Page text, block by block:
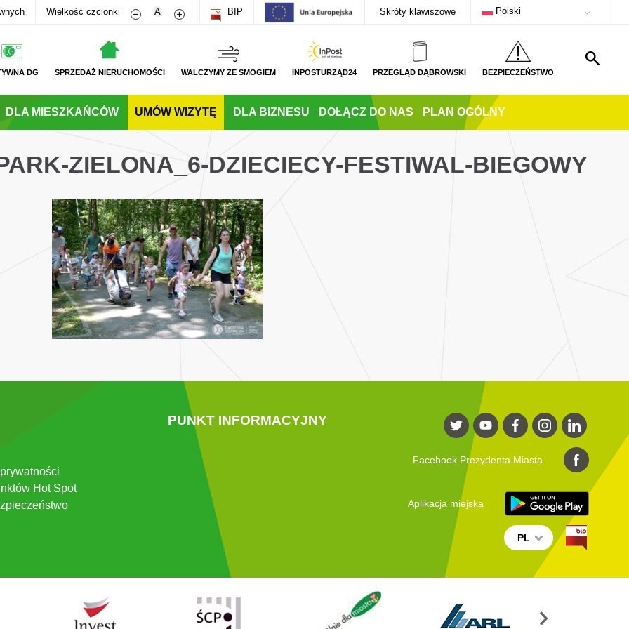
Wielkość czcionki Zmniejsz rozmiar czcionki
A Zwiększ rozmiar czcionki
BIP Skróty klawiszowe Polski
DG SPRZEDAŻ NIERUCHOMOŚCI WALCZYMY ZE SMOGIEM INPOSTURZĄD24 PRZEGLĄD DĄBROWSKI BEZPIECZEŃSTWO
DLA MIESZKAŃCÓW UMÓW WIZYTĘ DLA BIZNESU DOŁĄCZ DO NAS PLAN OGÓLNY
ZIELONA_6-DZIECIECY-FESTIWAL-BIEGOWY
Hot Spot
PUNKT INFORMACYJNY
Facebook Prezydenta Miasta
Aplikacja miejska
PL